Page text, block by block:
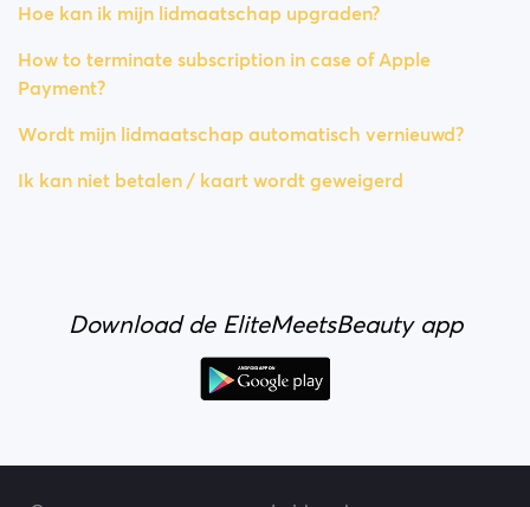
Hoe kan ik mijn lidmaatschap upgraden?
How to terminate subscription in case of Apple
Payment?
Wordt mijn lidmaatschap automatisch vernieuwd?
Ik kan niet betalen / kaart wordt geweigerd
Download de EliteMeetsBeauty app